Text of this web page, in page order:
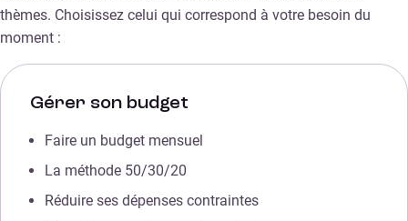
thèmes. Choisissez celui qui correspond à votre besoin du
moment :
Gérer son budget
Faire un budget mensuel
La méthode 50/30/20
Réduire ses dépenses contraintes